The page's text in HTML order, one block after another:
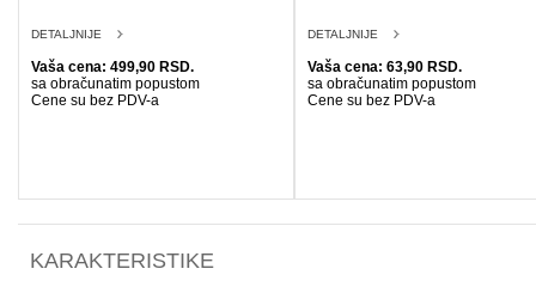
DETALJNIJE
Vaša cena: 499,90 RSD.
sa obračunatim popustom
Cene su bez PDV-a
DETALJNIJE
Vaša cena: 63,90 RSD.
sa obračunatim popustom
Cene su bez PDV-a
KARAKTERISTIKE